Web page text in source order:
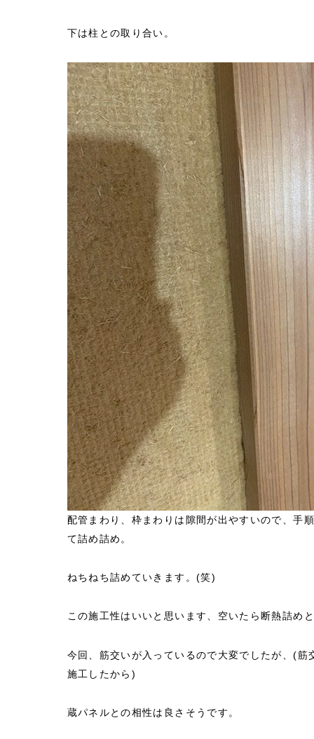
下は柱との取り合い。
配管まわり、枠まわりは隙間が出やすいので、手
て詰め詰め。
ねちねち詰めていきます。(笑)
この施工性はいいと思います、空いたら断熱詰め
今回、筋交いが入っているので大変でしたが、(筋
施工したから)
蔵パネルとの相性は良さそうです。